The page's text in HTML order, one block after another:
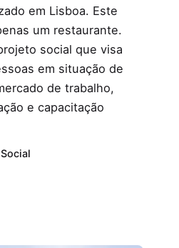
em Lisboa. Este
um restaurante.
social que visa
em situação de
de trabalho,
e capacitação
Social